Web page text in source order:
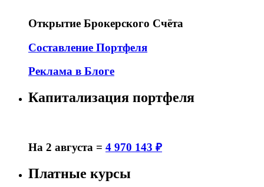
Открытие Брокерского Счёта
Составление Портфеля
Реклама в Блоге
Капитализация портфеля
На 2 августа = 4 970 143 ₽
Платные курсы